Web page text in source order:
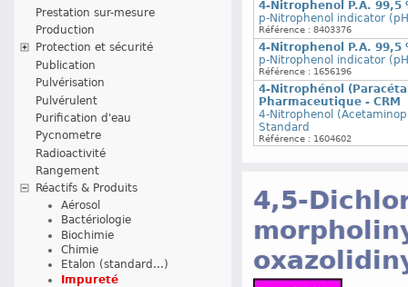
Prestation sur-mesure
Production
Protection et sécurité
Publication
Pulvérisation
Pulvérulent
Purification d'eau
Pycnometre
Radioactivité
Rangement
Réactifs & Produits
Aérosol
Bactériologie
Biochimie
Chimie
Etalon (standard...)
Impureté
4-Nitrophenol P.A. 99,5
p-Nitrophenol indicator
Référence : 8403376
4-Nitrophenol P.A. 99,5
p-Nitrophenol indicator
Référence : 1656196
4-Nitrophénol
Pharmaceutique - CRM
4-Nitrophenol
Standard
Référence : 1604602
4,5-